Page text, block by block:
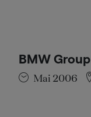
BMW Group
Mai 2006